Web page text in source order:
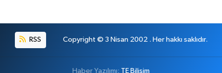
RSS Copyright © 3 Nisan 2002 . Her hakkı saklıdır.
Haber Yazılımı: TE Bilişim